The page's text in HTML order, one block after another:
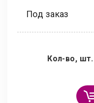
Под заказ
Кол-во, шт.